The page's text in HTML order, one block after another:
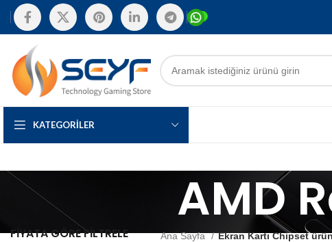
KATEGORILER
AMD
FIYATA GÖRE FILTRELE Ana Sayfa Ekran Kartı Chipset